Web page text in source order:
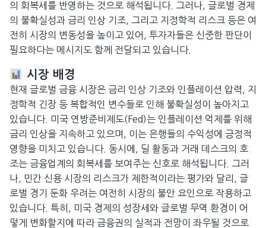
의 회복세를 반영하는 것으로 해석됩니다. 그러나, 글로벌 경제
의 불확실성과 금리 인상 기조, 그리고 지정학적 리스크 등은 여
전히 시장의 변동성을 높이고 있어, 투자자들은 신중한 판단이
필요하다는 메시지도 함께 전달되고 있습니다.
시장 배경
현재 글로벌 금융 시장은 금리 인상 기조와 인플레이션 압력, 지
정학적 긴장 등 복합적인 변수들로 인해 불확실성이 높아지고
있습니다. 미국 연방준비제도(Fed)는 인플레이션 억제를 위해
금리 인상을 지속하고 있으며, 이는 은행들의 수익성에 긍정적
영향을 미치고 있습니다. 동시에, 딜 활동과 거래 데스크의 호
조는 금융업계의 회복세를 보여주는 신호로 해석됩니다. 그러
나, 민간 신용 시장의 리스크가 제한적이라는 평가와 달리, 글
로벌 경기 둔화 우려는 여전히 시장의 불안 요인으로 작용하고
있습니다. 특히, 미국 경제의 성장세와 글로벌 무역 환경이 어
떻게 변화할지에 따라 금융권의 실적과 전망이 좌우될 것으로